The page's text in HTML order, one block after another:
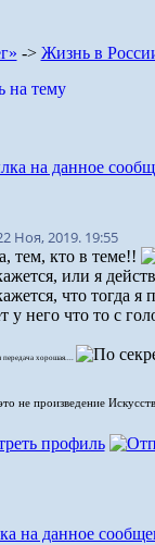
-> Жизнь в
Ноя, 2019. 19:55
тем, кто в теме!!
или я
что тогда я
у него что то с
передача хорошая....
не произведение